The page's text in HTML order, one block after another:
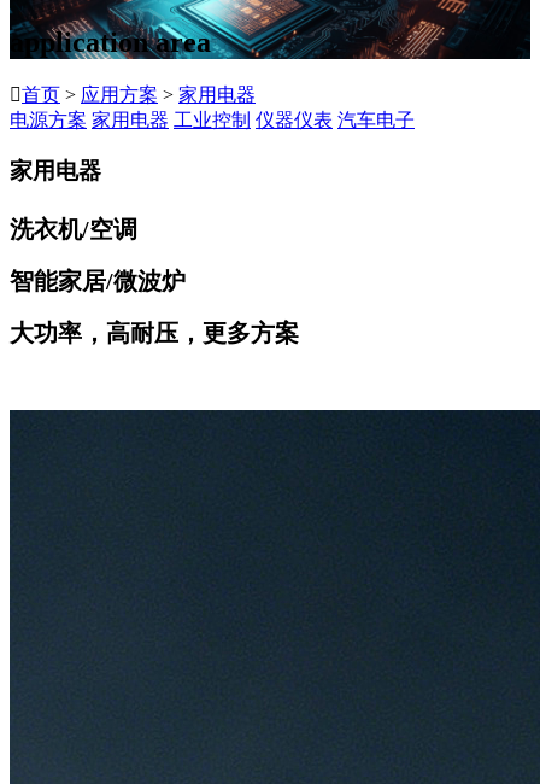
application area
首页 > 应用方案 > 家用电器
电源方案 家用电器 工业控制 仪器仪表 汽车电子
家用电器
洗衣机/空调
智能家居/微波炉
大功率，高耐压，更多方案